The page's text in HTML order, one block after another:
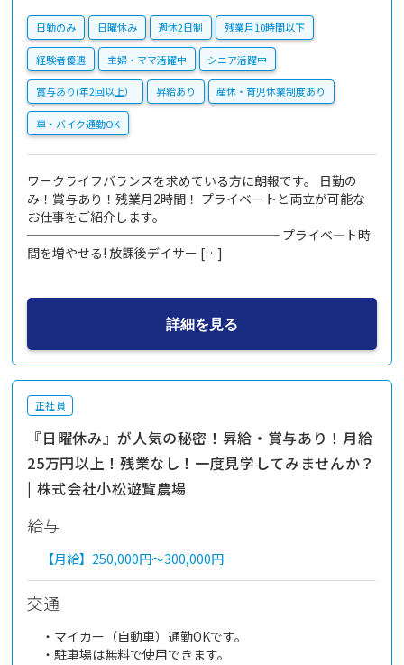
日勤のみ 日曜休み 週休2日制 残業月10時間以下
経験者優遇 主婦・ママ活躍中 シニア活躍中
賞与あり(年2回以上） 昇給あり 産休・育児休業制度あり
車・バイク通勤OK
ワークライフバランスを求めている方に朗報です。 日勤の
み！賞与あり！残業月2時間！ プライベートと両立が可能な
お仕事をご紹介します。
──────────────────── プライベ―ト時
間を増やせる! 放課後デイサー […]
詳細を見る
正社員
『日曜休み』が人気の秘密！昇給・賞与あり！月給
25万円以上！残業なし！一度見学してみませんか？
| 株式会社小松遊覧農場
給与
【月給】 250,000円～300,000円
交通
・マイカー（自動車）通勤OKです。
・駐車場は無料で使用できます。